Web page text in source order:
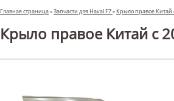
Главная страница»Запчасти для Haval F7» Крыло правое Китай
Крыло правое Китай с